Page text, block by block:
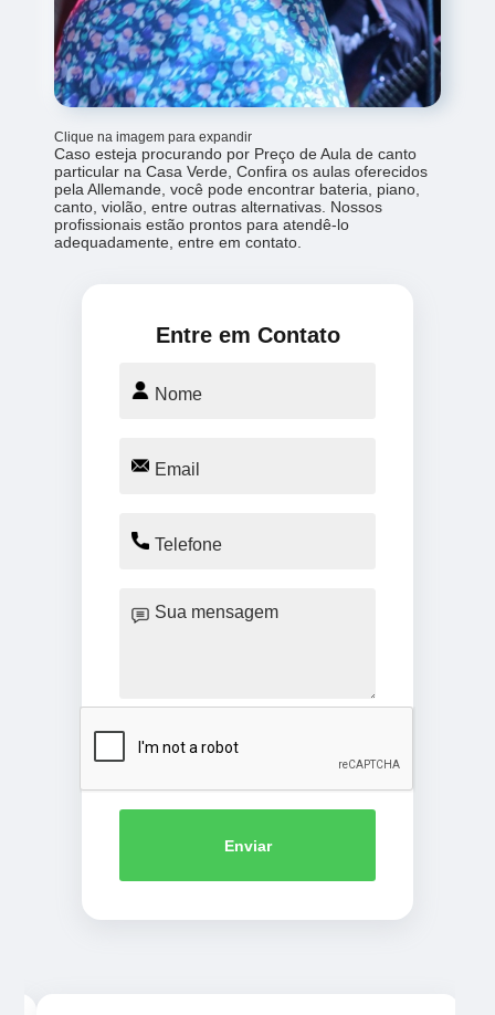
Clique na imagem para expandir
Caso esteja procurando por Preço de Aula de canto
particular na Casa Verde, Confira os aulas oferecidos
pela Allemande, você pode encontrar bateria, piano,
canto, violão, entre outras alternativas. Nossos
profissionais estão prontos para atendê-lo
adequadamente, entre em contato.
Entre em Contato
Enviar